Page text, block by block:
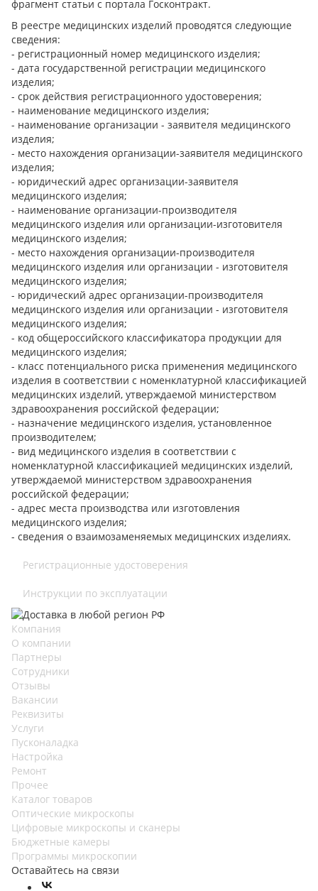
фрагмент статьи с портала Госконтракт.
В реестре медицинских изделий проводятся следующие
сведения:
- регистрационный номер медицинского изделия;
- дата государственной регистрации медицинского
изделия;
- срок действия регистрационного удостоверения;
- наименование медицинского изделия;
- наименование организации - заявителя медицинского
изделия;
- место нахождения организации-заявителя медицинского
изделия;
- юридический адрес организации-заявителя
медицинского изделия;
- наименование организации-производителя
медицинского изделия или организации-изготовителя
медицинского изделия;
- место нахождения организации-производителя
медицинского изделия или организации - изготовителя
медицинского изделия;
- юридический адрес организации-производителя
медицинского изделия или организации - изготовителя
медицинского изделия;
- код общероссийского классификатора продукции для
медицинского изделия;
- класс потенциального риска применения медицинского
изделия в соответствии с номенклатурной классификацией
медицинских изделий, утверждаемой министерством
здравоохранения российской федерации;
- назначение медицинского изделия, установленное
производителем;
- вид медицинского изделия в соответствии с
номенклатурной классификацией медицинских изделий,
утверждаемой министерством здравоохранения
российской федерации;
- адрес места производства или изготовления
медицинского изделия;
- сведения о взаимозаменяемых медицинских изделиях.
Регистрационные удостоверения
Инструкции по эксплуатации
Компания
О компании
Партнеры
Сотрудники
Отзывы
Вакансии
Реквизиты
Услуги
Пусконаладка
Настройка
Ремонт
Прочее
Каталог товаров
Оптические микроскопы
Цифровые микроскопы и сканеры
Бюджетные камеры
Программы микроскопии
Оставайтесь на связи